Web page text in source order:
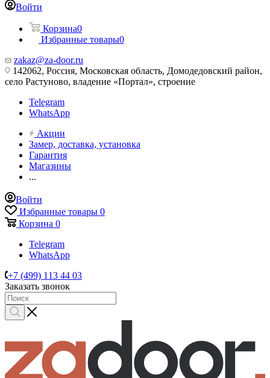
Войти
Корзина0
Избранные товары0
zakaz@za-door.ru
142062, Россия, Московская область, Домодедовский район,
село Растуново, владение «Портал», строение
Telegram
WhatsApp
Акции
Замер, доставка, установка
Гарантия
Магазины
...
Войти
Избранные товары 0
Корзина 0
Telegram
WhatsApp
+7 (499) 113 44 03
Заказать звонок